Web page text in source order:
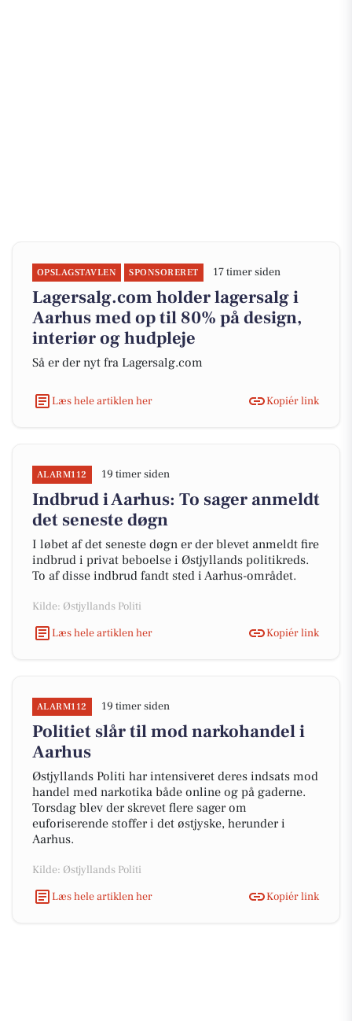
OPSLAGSTAVLEN SPONSORERET 17 timer siden
Lagersalg.com holder lagersalg i
Aarhus med op til 80% på design,
interiør og hudpleje
Så er der nyt fra Lagersalg.com
Læs hele artiklen her Kopiér link
ALARM112 19 timer siden
Indbrud i Aarhus: To sager anmeldt
det seneste døgn
I løbet af det seneste døgn er der blevet anmeldt fire
indbrud i privat beboelse i Østjyllands politikreds.
To af disse indbrud fandt sted i Aarhus-området.
Kilde: Østjyllands Politi
Læs hele artiklen her
Kopiér link
ALARM112 19 timer siden
Politiet slår til mod narkohandel i
Aarhus
Østjyllands Politi har intensiveret deres indsats mod
handel med narkotika både online og på gaderne.
Torsdag blev der skrevet flere sager om
euforiserende stoffer i det østjyske, herunder i
Aarhus.
Kilde: Østjyllands Politi
Læs hele artiklen her
Kopiér link